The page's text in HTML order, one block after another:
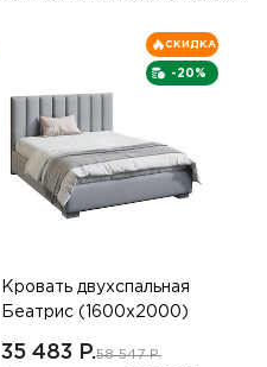
-20%
СКИДКА
Кровать двухспальная
Беатрис (1600х2000)
35 483 P.58 547 P.